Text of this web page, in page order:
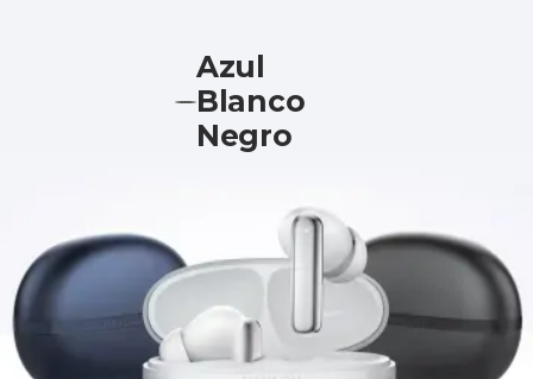
Azul
Blanco
Negro